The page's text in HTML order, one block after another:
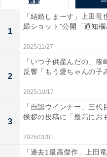
最新
1
「結婚しまーす」上田竜
婦ショット”公開「通知
2025/11/27
2
「いつ子供産んだの」
反響「もう愛ちゃんの子
2025/10/17
3
「自認ウインナー」三
挨拶の投稿に「最高にお
2026/01/01
「過去1最高傑作」上田